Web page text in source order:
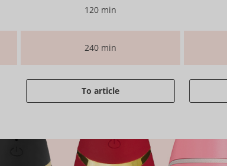
120 min
240 min
To article